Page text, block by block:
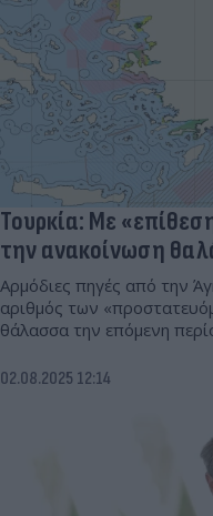
Τουρκία: Με
την ανακοίνωση
Αρμόδιες πηγές από την
αριθμός των
θάλασσα την επόμενη
02.08.2025 12:14